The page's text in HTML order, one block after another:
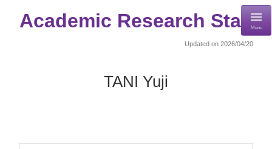
Academic Research StaffMenu
Updated on 2026/04/20
TANI Yuji